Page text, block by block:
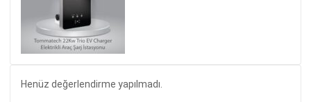
Henüz değerlendirme yapılmadı.